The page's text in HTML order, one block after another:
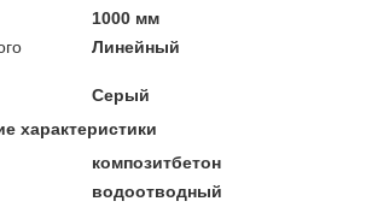
1000 мм
Линейный
Серый
характеристики
композитбетон
водоотводный